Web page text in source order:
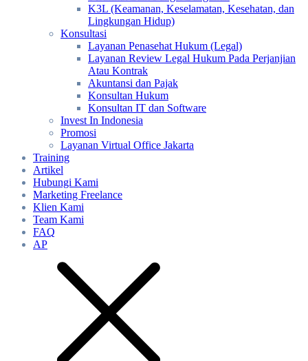
K3L (Keamanan, Keselamatan, Kesehatan, dan
Lingkungan Hidup)
Konsultasi
Layanan Penasehat Hukum (Legal)
Layanan Review Legal Hukum Pada Perjanjian
Atau Kontrak
Akuntansi dan Pajak
Konsultan Hukum
Konsultan IT dan Software
Invest In Indonesia
Promosi
Layanan Virtual Office Jakarta
Training
Artikel
Hubungi Kami
Marketing Freelance
Klien Kami
Team Kami
FAQ
AP